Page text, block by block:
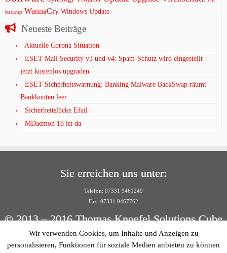
backup WannaCry Windows Update
Neueste Beiträge
Aktuelle Corona Situation
ESET Mail Security v3 und v4: Spam-Schutz wird eingestellt –
jetzt kostenlos upgraden
ESET-Sicherheitswarnung: Banking Malware BackSwap räumt
Bankkonten leer
Sicherheitslücke Efail
MDaemon 18 ist da
Sie erreichen uns unter:
Telefon: 07331 9461249
Fax: 07331 9467762
© 2013 – 2016 Thomas Knoefel Solutions Cube
Per E-Mail:
Wir verwenden Cookies, um Inhalte und Anzeigen zu
personalisieren, Funktionen für soziale Medien anbieten zu können